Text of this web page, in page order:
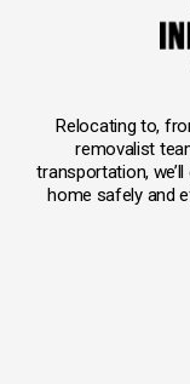
Relocating to,
removalist
transportation,
home safely and